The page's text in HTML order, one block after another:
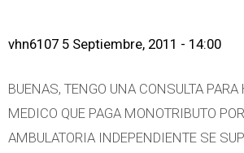
vhn6107 5 Septiembre, 2011 - 14:00
BUENAS, TENGO UNA CONSULTA
MEDICO QUE PAGA MONOTRIBUTO
AMBULATORIA INDEPENDIENTE SE